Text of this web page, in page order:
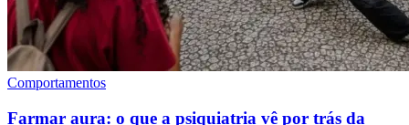
Comportamentos
Farmar aura: o que a psiquiatria vê por trás da